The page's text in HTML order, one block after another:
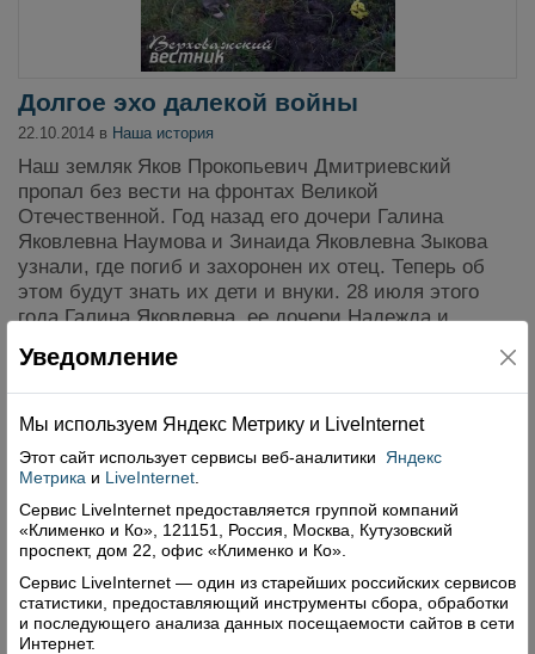
Долгое эхо далекой войны
22.10.2014 в Наша история
Наш земляк Яков Прокопьевич Дмитриевский
пропал без вести на фронтах Великой
Отечественной. Год назад его дочери Галина
Яковлевна Наумова и Зинаида Яковлевна Зыкова
узнали, где погиб и захоронен их отец. Теперь об
этом будут знать их дети и внуки. 28 июля этого
года Галина Яковлевна, ее дочери Надежда и
захоронения Якова Прокопьевича.
Уведомление
Мы используем Яндекс Метрику и Livelnternet
Этот сайт использует сервисы веб-аналитики
Яндекс
Метрика и LiveInternet
Сервис LiveInternet предоставляется группой компаний
«Клименко и Ко», 121151, Россия, Москва, Кутузовский
проспект, дом 22, офис «Клименко и Ко».
Сервис LiveInternet — один из старейших российских сервисов
статистики, предоставляющий инструменты сбора, обработки
и последующего анализа данных посещаемости сайтов в сети
Интернет.